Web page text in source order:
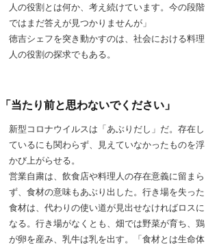
人の役割とは何か、考え続けています。今の段階
ではまだ答えが見つかりませんが」
徳吉シェフを突き動かすのは、社会における料理
人の役割の探求でもある。
「当たり前と思わないでください」
新型コロナウイルスは「あぶりだし」だ。存在し
ているにも関わらず、見えていなかったものを浮
かび上がらせる。
営業自粛は、飲食店や料理人の存在意義に留まら
ず、食材の意味もあぶり出した。行き場を失った
食材は、代わりの使い道が見出せなければロスに
なる。行き場がなくとも、畑では野菜が育ち、鶏
が卵を産み、乳牛は乳を出す。「食材とは生命体